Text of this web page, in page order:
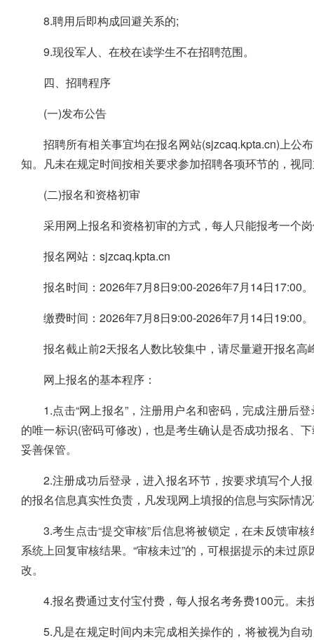
8.聘用后即构成回避关系的;
9.现役军人、在校在读学生不在招聘范围。
四、招聘程序
(一)发布公告
招聘所有相关事宜均在报名网站(sjzcaq.kpta.cn)上公
知。凡未在规定时间按相关要求参加招聘各项环节的，视
(二)报名和资格初审
采用网上报名和资格初审的方式，每人只能报考一个
报名网站：sjzcaq.kpta.cn
报名时间：2026年7月8日9:00-2026年7月14日17:00。
缴费时间：2026年7月8日9:00-2026年7月14日19:00。
报名截止前2天报名人数比较集中，请尽量避开报名高
网上报名的基本程序：
1.点击“网上报名”，注册用户名和密码，完成注册后
的唯一标识(密码可修改)，也是考生确认是否成功报名、
妥善保管。
2.注册成功后登录，进入报名环节，按要求填写个人
的报名信息真实性负责，凡发现网上填报的信息与实际情
3.考生点击“提交审核”后信息将被锁定，在未反馈审
系统上回复审核结果。“审核未过”的，可根据提示的未过
改。
4.报名费通过支付宝付费，每人报名考务费100元。未
5.凡是在规定时间内未完成相关操作的，将被视为自